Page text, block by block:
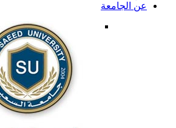
عن الجامعة